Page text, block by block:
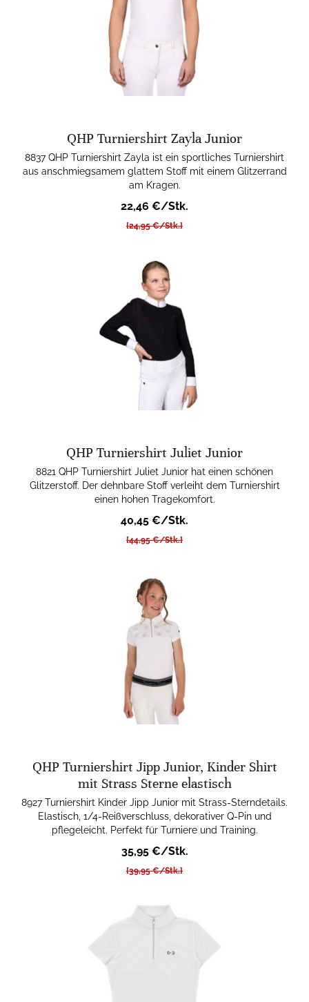
QHP Turniershirt Zayla Junior
8837 QHP Turniershirt Zayla ist ein sportliches Turniershirt
aus anschmiegsamem glattem Stoff mit einem Glitzerrand
am Kragen.
22,46 €/Stk.
[24,95 €/Stk.]
QHP Turniershirt Juliet Junior
8821 QHP Turniershirt Juliet Junior hat einen schönen
Glitzerstoff. Der dehnbare Stoff verleiht dem Turniershirt
einen hohen Tragekomfort.
40,45 €/Stk.
[44,95 €/Stk.]
QHP Turniershirt Jipp Junior, Kinder Shirt
mit Strass Sterne elastisch
8927 Turniershirt Kinder Jipp Junior mit Strass-Sterndetails.
Elastisch, 1/4-Reißverschluss, dekorativer Q-Pin und
pflegeleicht. Perfekt für Turniere und Training.
35,95 €/Stk.
[39,95 €/Stk.]